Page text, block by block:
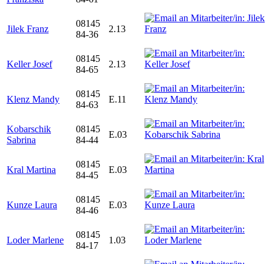
Jilek Franz
08145
84-36
2.13
Keller Josef
08145
84-65
2.13
Klenz Mandy
08145
84-63
E.11
Kobarschik
Sabrina
08145
84-44
E.03
Kral Martina
08145
84-45
E.03
Kunze Laura
08145
84-46
E.03
Loder Marlene
08145
84-17
1.03